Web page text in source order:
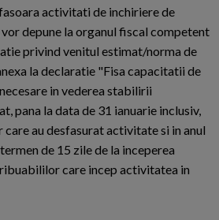
activitati de inchiriere de
depune la organul fiscal competent
privind venitul estimat/norma de
la declaratie "Fisa capacitatii de
in vederea stabilirii
pana la data de 31 ianuarie inclusiv,
au desfasurat activitate si in anul
de 15 zile de la inceperea
care incep activitatea in